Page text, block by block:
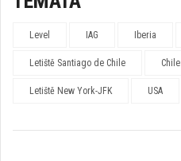
Level IAG Iberia
Letiště Santiago de Chile Chile
Letiště New York-JFK USA